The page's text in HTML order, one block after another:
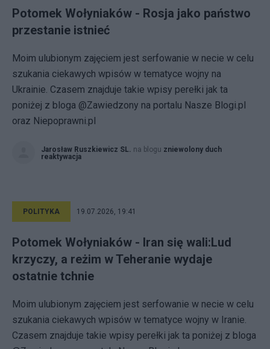
Potomek Wołyniaków - Rosja jako państwo
przestanie istnieć
Moim ulubionym zajęciem jest serfowanie w necie w celu
szukania ciekawych wpisów w tematyce wojny na
Ukrainie. Czasem znajduje takie wpisy perełki jak ta
poniżej z bloga @Zawiedzony na portalu Nasze Blogi.pl
oraz Niepoprawni.pl
Jarosław Ruszkiewicz SL. na blogu zniewolony duch
reaktywacja
POLITYKA 19.07.2026, 19:41
Potomek Wołyniaków - Iran się wali:Lud
krzyczy, a reżim w Teheranie wydaje
ostatnie tchnie
Moim ulubionym zajęciem jest serfowanie w necie w celu
szukania ciekawych wpisów w tematyce wojny w Iranie.
Czasem znajduje takie wpisy perełki jak ta poniżej z bloga